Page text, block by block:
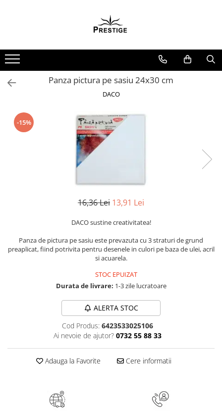
Noutati
Promotii
Pachete Speciale Carti
Arte Divinatorii
Astrologie
Dezvoltare Spirituala
Paranormal
SelfConnect
Vindecare Spirituala
Panza pictura pe sasiu 24x30 cm
DACO
-15%
16,36 Lei 13,91 Lei
DACO sustine creativitatea!
Panza de pictura pe sasiu este prevazuta cu 3 straturi de grund
preaplicat, fiind potrivita pentru desenele in culori pe baza de ulei, acril
si acuarela.
STOC EPUIZAT
Durata de livrare: 1-3 zile lucratoare
ALERTA STOC
Cod Produs: 6423533025106
Ai nevoie de ajutor? 0732 55 88 33
Adauga la Favorite Cere informatii